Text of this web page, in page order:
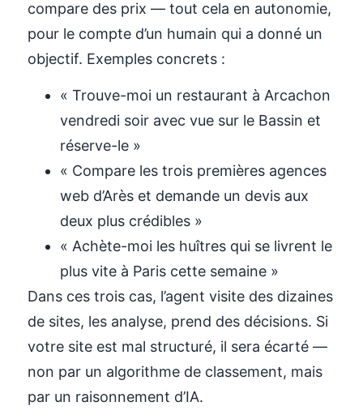
compare des prix — tout cela en autonomie,
pour le compte d’un humain qui a donné un
objectif. Exemples concrets :
« Trouve-moi un restaurant à Arcachon
vendredi soir avec vue sur le Bassin et
réserve-le »
« Compare les trois premières agences
web d’Arès et demande un devis aux
deux plus crédibles »
« Achète-moi les huîtres qui se livrent le
plus vite à Paris cette semaine »
Dans ces trois cas, l’agent visite des dizaines
de sites, les analyse, prend des décisions. Si
votre site est mal structuré, il sera écarté —
non par un algorithme de classement, mais
par un raisonnement d’IA.